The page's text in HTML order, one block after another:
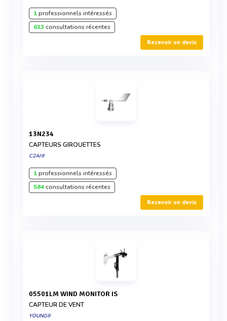
1professionnels intéressés
633 consultations récentes
Recevoir un devis
13N234
CAPTEURS GIROUETTES
C2AI®
1professionnels intéressés
584consultations récentes
Recevoir un devis
05501LM WIND MONITOR IS
CAPTEUR DE VENT
YOUNG®